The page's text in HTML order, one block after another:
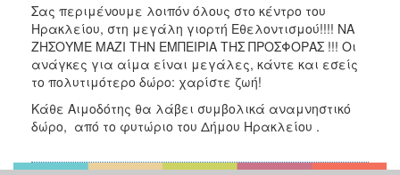
Σας περιμένουμε λοιπόν όλους στο κέντρο του
Ηρακλείου, στη μεγάλη γιορτή Εθελοντισμού!!!! ΝΑ
ΖΗΣΟΥΜΕ ΜΑΖΙ ΤΗΝ ΕΜΠΕΙΡΙΑ ΤΗΣ ΠΡΟΣΦΟΡΑΣ !!! Οι
ανάγκες για αίμα είναι μεγάλες, κάντε και εσείς
το πολυτιμότερο δώρο: χαρίστε ζωή!
Κάθε Αιμοδότης θα λάβει συμβολικά αναμνηστικό
δώρο, από το φυτώριο του Δήμου Ηρακλείου .